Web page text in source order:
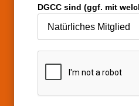
DGCC sind (ggf. mit